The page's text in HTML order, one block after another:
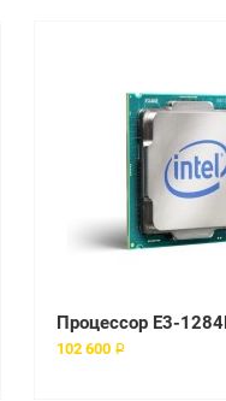
102 600 ₽